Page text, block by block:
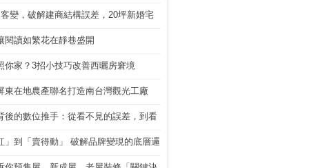
變，破解建商結構誤差，20坪新婚宅
閱讀如繁花在靜巷盛開
你家？3招小技巧改善西曬房窘境
東在地農產聯名打造南台灣觀光工廠
後的數位推手：從看不見的誤差，到看
」到「賣得動」 破解品牌變現的底層邏